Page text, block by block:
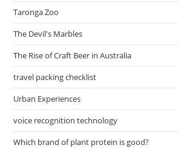
Taronga Zoo
The Devil's Marbles
The Rise of Craft Beer in Australia
travel packing checklist
Urban Experiences
voice recognition technology
Which brand of plant protein is good?